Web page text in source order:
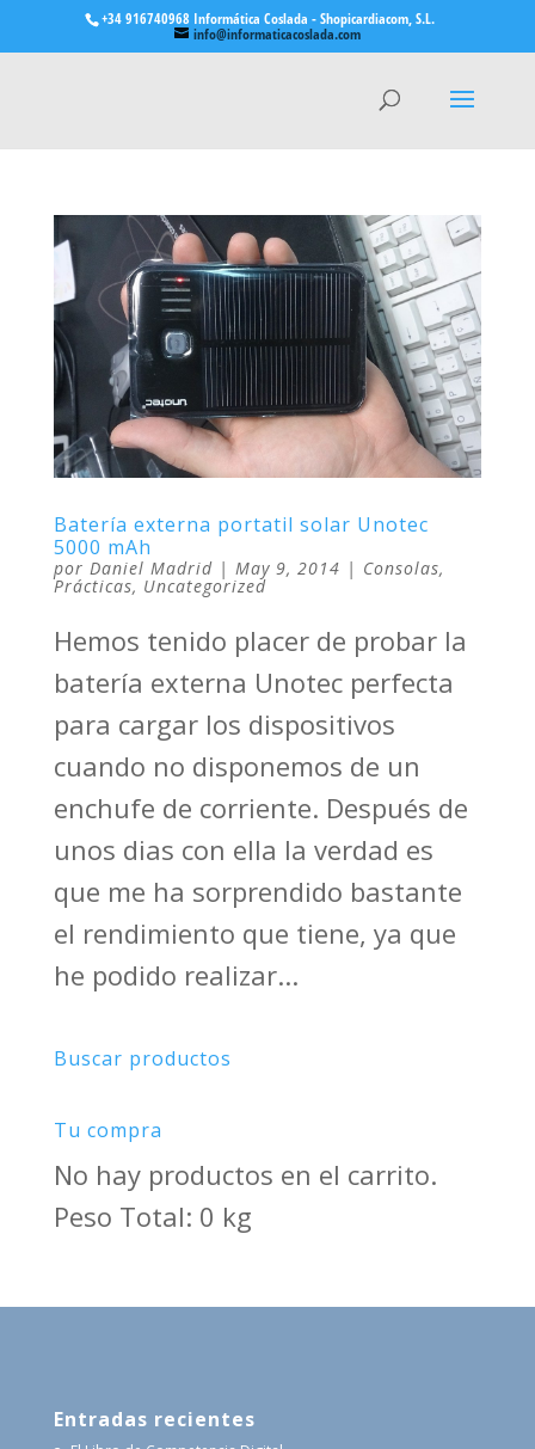
+34 916740968 Informática Coslada - Shopicardiacom, S.L.
info@informaticacoslada.com
Batería externa portatil solar Unotec
5000 mAh
por Daniel Madrid| May 9, 2014 | Consolas,
Prácticas, Uncategorized
Hemos tenido placer de probar la
batería externa Unotec perfecta
para cargar los dispositivos
cuando no disponemos de un
enchufe de corriente. Después de
unos dias con ella la verdad es
que me ha sorprendido bastante
el rendimiento que tiene, ya que
he podido realizar...
Buscar productos
Tu compra
No hay productos en el carrito.
Peso Total: 0 kg
Entradas recientes